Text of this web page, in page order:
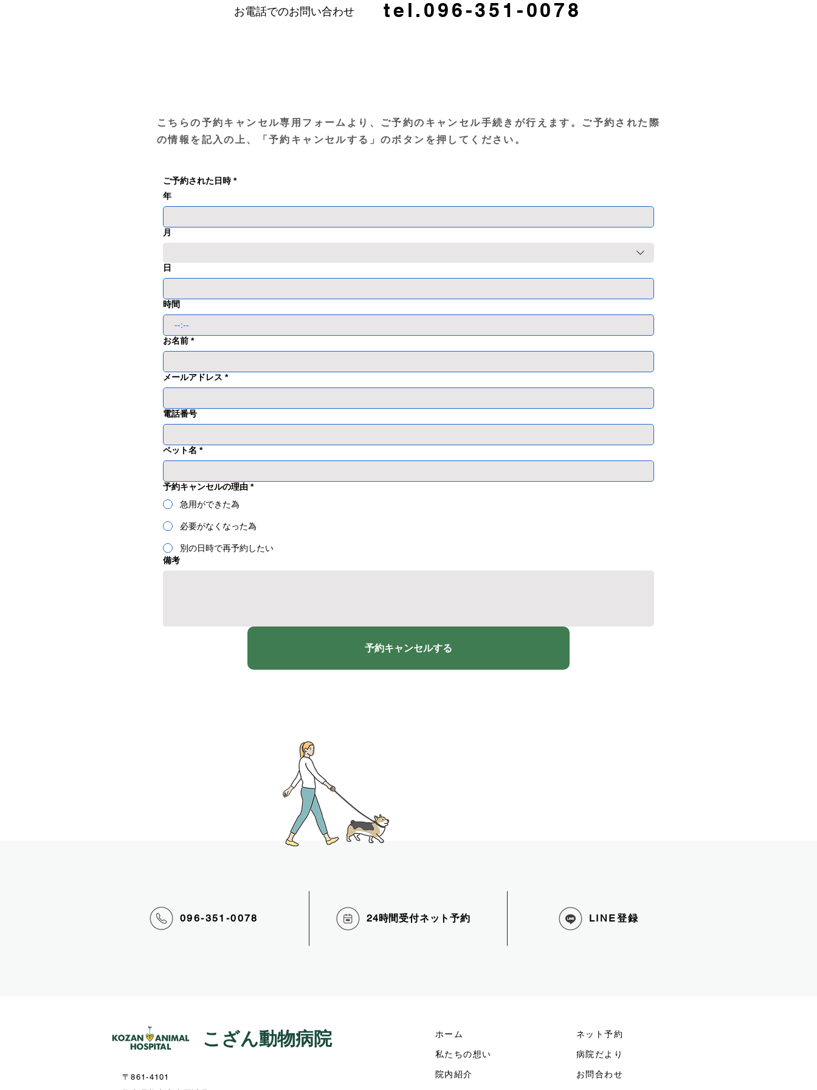
お電話でのお問い合わせ tel.096-351-0078
こちらの予約キャンセル専用フォームより、ご予約のキャンセル手続きが行えます。ご予約された際
の情報を記入の上、「予約キャンセルする」のボタンを押してください。
ご予約された日時 *
年
月
日
時間
:
お名前 *
メールアドレス *
電話番号
ペット名 *
予約キャンセルの理由 *
急用ができた為
必要がなくなった為
別の日時で再予約したい
備考
予約キャンセルする
096-351-0078 24時間受付ネット予約 LINE登録
こざん動物病院
〒861-4101
ホーム
私たちの想い
院内紹介
ネット予約
病院だより
お問合わせ